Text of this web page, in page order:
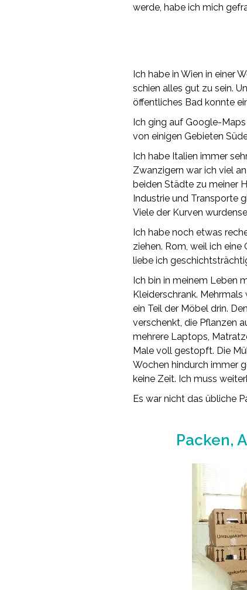
werde, habe ich mich
Ich habe in Wien in einer
schien alles gut zu sein.
öffentliches Bad konnte
Ich ging auf Google-
von einigen Gebieten
Ich habe Italien immer
Zwanzigern war ich viel
beiden Städte zu meiner
Industrie und Transporte
Viele der Kurven
Ich habe noch etwas
ziehen. Rom, weil ich
liebe ich
Ich bin in meinem Leben
Kleiderschrank. Mehrmals
ein Teil der Möbel drin.
verschenkt, die Pflanzen
mehrere Laptops,
Male voll gestopft. Die
Wochen hindurch immer
keine Zeit. Ich muss
Es war nicht das übliche
Packen,